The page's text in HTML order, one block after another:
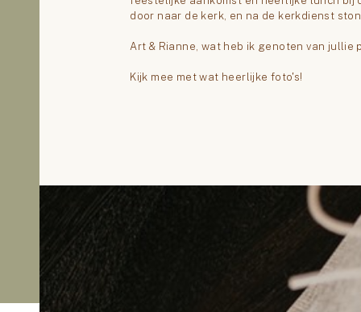
tot op de dag van vandaag bijzonder dat ik
@sjaninefotografie